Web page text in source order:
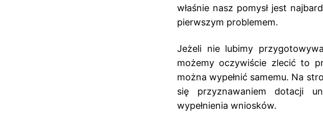
właśnie nasz pomysł jest
pierwszym problemem.
Jeżeli nie lubimy
możemy oczywiście zlecić to
można wypełnić samemu. Na
się przyznawaniem dotacji
wypełnienia wniosków.